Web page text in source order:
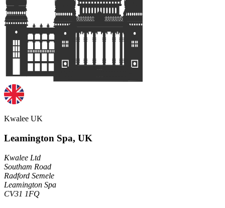
Kwalee UK
Leamington Spa, UK
Kwalee Ltd
Southam Road
Radford Semele
Leamington Spa
CV31 1FQ